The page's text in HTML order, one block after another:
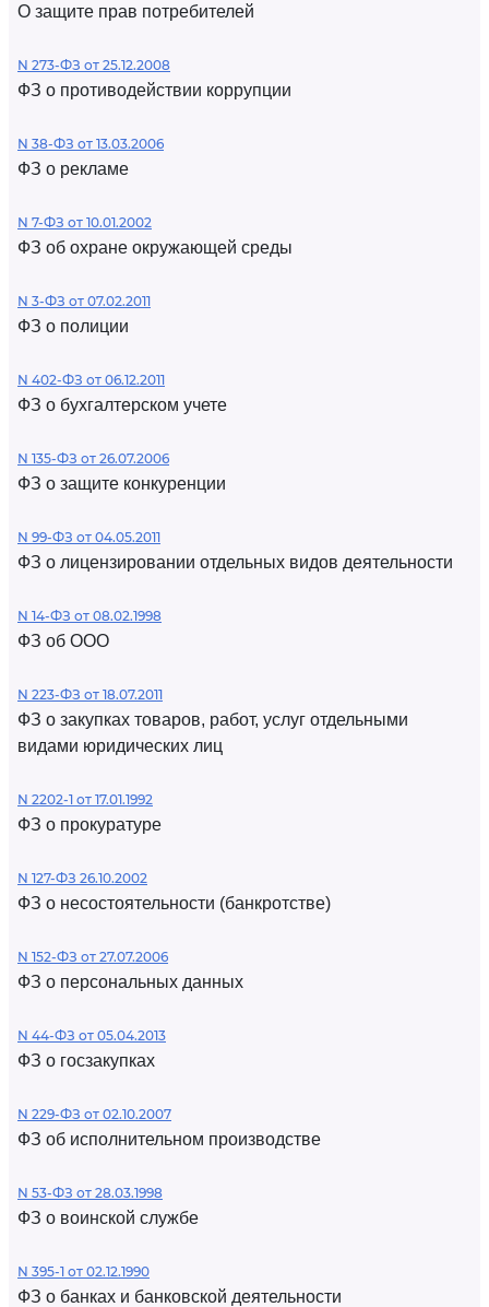
О защите прав потребителей
N 273-ФЗ от 25.12.2008
ФЗ о противодействии коррупции
N 38-ФЗ от 13.03.2006
ФЗ о рекламе
N 7-ФЗ от 10.01.2002
ФЗ об охране окружающей среды
N 3-ФЗ от 07.02.2011
ФЗ о полиции
N 402-ФЗ от 06.12.2011
ФЗ о бухгалтерском учете
N 135-ФЗ от 26.07.2006
ФЗ о защите конкуренции
N 99-ФЗ от 04.05.2011
ФЗ о лицензировании отдельных видов деятельности
N 14-ФЗ от 08.02.1998
ФЗ об ООО
N 223-ФЗ от 18.07.2011
ФЗ о закупках товаров, работ, услуг отдельными
видами юридических лиц
N 2202-1 от 17.01.1992
ФЗ о прокуратуре
N 127-ФЗ 26.10.2002
ФЗ о несостоятельности (банкротстве)
N 152-ФЗ от 27.07.2006
ФЗ о персональных данных
N 44-ФЗ от 05.04.2013
ФЗ о госзакупках
N 229-ФЗ от 02.10.2007
ФЗ об исполнительном производстве
N 53-ФЗ от 28.03.1998
ФЗ о воинской службе
N 395-1 от 02.12.1990
ФЗ о банках и банковской деятельности